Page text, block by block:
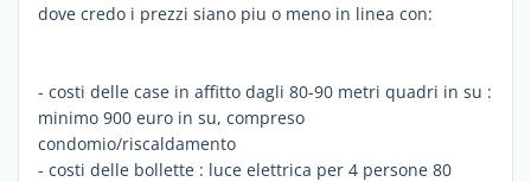
dove credo i prezzi siano piu o meno in linea con:
- costi delle case in affitto dagli 80-90 metri quadri in su :
minimo 900 euro in su, compreso
condomio/riscaldamento
- costi delle bollette : luce elettrica per 4 persone 80